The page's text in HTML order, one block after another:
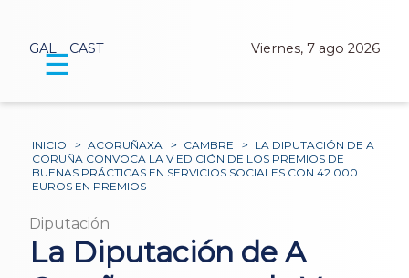
GAL CAST Viernes, 7 ago 2026
☰
INICIO > ACORUÑAXA > CAMBRE > LA DIPUTACIÓN DE A
CORUÑA CONVOCA LA V EDICIÓN DE LOS PREMIOS DE
BUENAS PRÁCTICAS EN SERVICIOS SOCIALES CON 42.000
EUROS EN PREMIOS
Diputación
La Diputación de A